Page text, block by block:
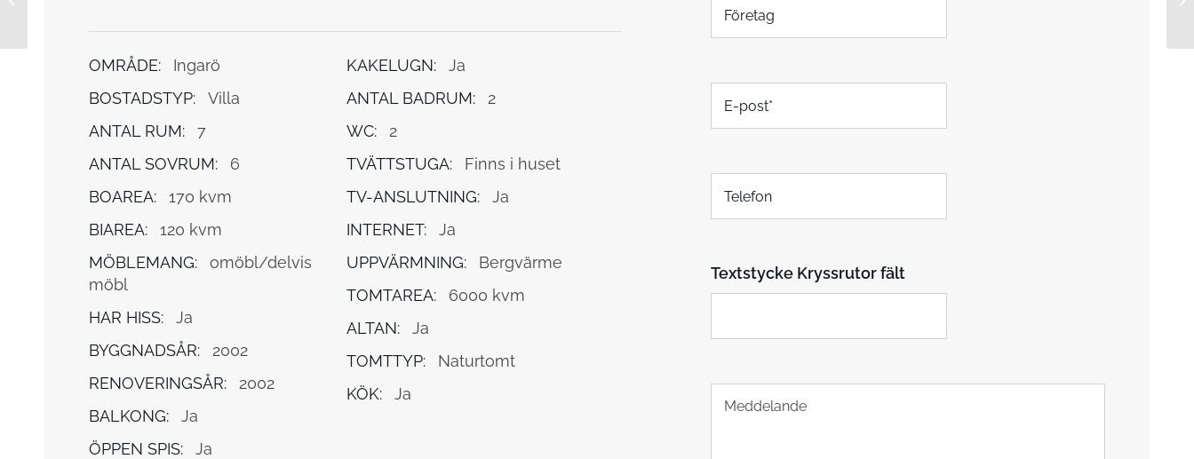
OMRÅDE:
Ingarö
BOSTADSTYP:
Villa
ANTAL RUM:
7
ANTAL SOVRUM:
6
BOAREA:
170 kvm
BIAREA:
120 kvm
MÖBLEMANG:
omöbl/delvis
möbl
HAR HISS:
Ja
BYGGNADSÅR:
2002
RENOVERINGSÅR:
2002
BALKONG:
Ja
ÖPPEN SPIS:
Ja
KAKELUGN:
Ja
ANTAL BADRUM:
2
WC:
2
TVÄTTSTUGA:
Finns i huset
TV-ANSLUTNING:
Ja
INTERNET:
Ja
UPPVÄRMNING:
Bergvärme
TOMTAREA:
6000 kvm
ALTAN:
Ja
TOMTTYP:
Naturtomt
KÖK:
Ja
r
p
l
o
n
Textstycke Kryssrutor fält